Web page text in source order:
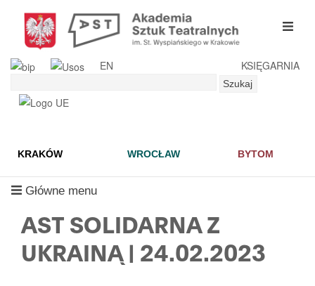
EN
KSIĘGARNIA
Szukaj
KRAKÓW WROCŁAW BYTOM
mobilne
menu
Główne menu
AST SOLIDARNA Z
UKRAINĄ | 24.02.2023